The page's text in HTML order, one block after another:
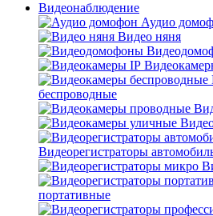
Видеонаблюдение
Аудио
Видео няня
беспроводные
Видеорегистраторы
портативные